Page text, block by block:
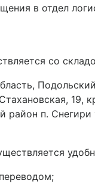
в отдел
со
19,
район п. Снегири